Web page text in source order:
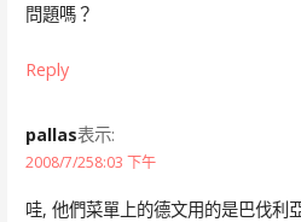
問題嗎？
Reply
pallas表示:
2008/7/258:03 下午
哇, 他們菜單上的德文用的是巴伐利